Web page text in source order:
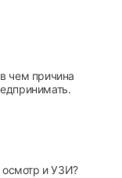
чем причина
осмотр и УЗИ?